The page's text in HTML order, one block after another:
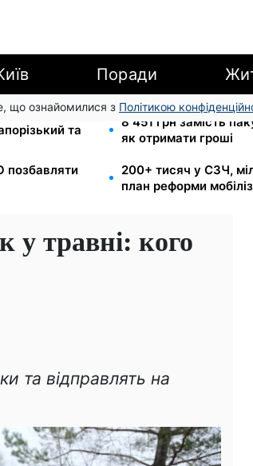
Поради
що ознайомилися з Політикою
та
8 451 грн замість
як отримати гроші
позбавляти
200+ тисяч у СЗЧ,
план реформи
у травні: кого
та відправлять на